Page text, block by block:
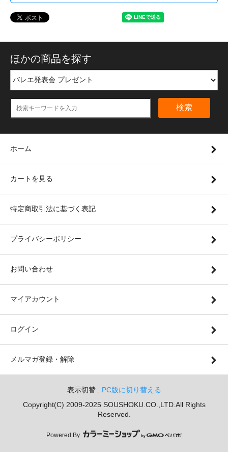
ほかの商品を探す
検索
ホーム
カートを見る
特定商取引法に基づく表記
プライバシーポリシー
お問い合わせ
マイアカウント
ログイン
メルマガ登録・解除
表示切替 : PC版に切り替える
Copyright(C) 2009-2025 SOUSHOKU.CO.,LTD.All Rights
Reserved.
Powered By